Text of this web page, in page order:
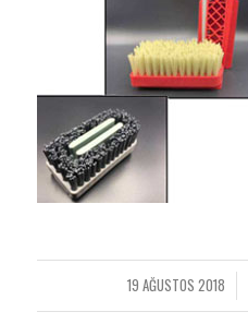
19 AĞUSTOS 2018
/